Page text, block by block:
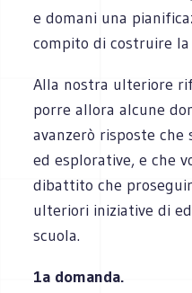
e domani una
compito di costruire
Alla nostra ulteriore
porre allora alcune
avanzerò risposte
ed esplorative, e che
dibattito che
ulteriori iniziative di
scuola.
1a domanda.